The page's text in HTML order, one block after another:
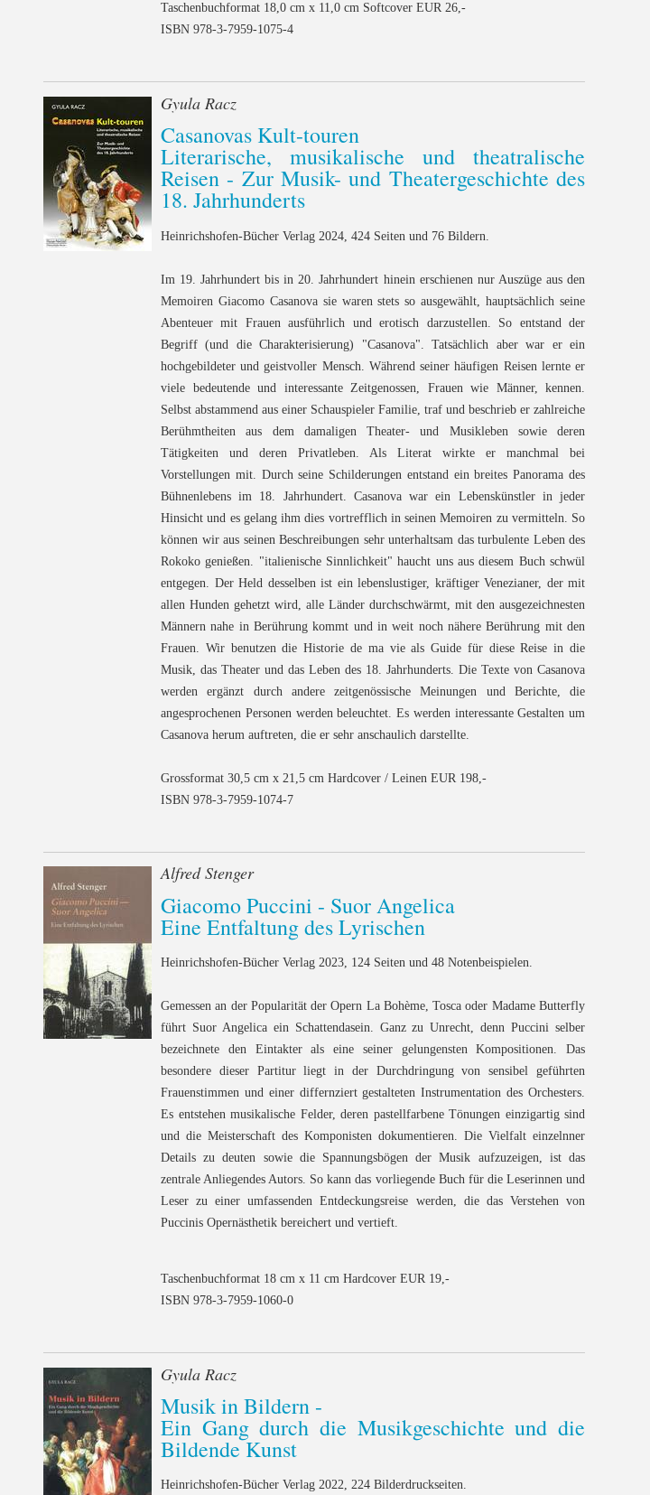
Taschenbuchformat 18,0 cm x 11,0 cm Softcover EUR 26,-
ISBN 978-3-7959-1075-4
Gyula Racz
Casanovas Kult-touren
Literarische, musikalische und theatralische
Reisen - Zur Musik- und Theatergeschichte des
18. Jahrhunderts
Heinrichshofen-Bücher Verlag 2024, 424 Seiten und 76 Bildern.
Im 19. Jahrhundert bis in 20. Jahrhundert hinein erschienen nur Auszüge aus den
Memoiren Giacomo Casanova sie waren stets so ausgewählt, hauptsächlich seine
Abenteuer mit Frauen ausführlich und erotisch darzustellen. So entstand der
Begriff (und die Charakterisierung) "Casanova". Tatsächlich aber war er ein
hochgebildeter und geistvoller Mensch. Während seiner häufigen Reisen lernte er
viele bedeutende und interessante Zeitgenossen, Frauen wie Männer, kennen.
Selbst abstammend aus einer Schauspieler Familie, traf und beschrieb er zahlreiche
Berühmtheiten aus dem damaligen Theater- und Musikleben sowie deren
Tätigkeiten und deren Privatleben. Als Literat wirkte er manchmal bei
Vorstellungen mit. Durch seine Schilderungen entstand ein breites Panorama des
Bühnenlebens im 18. Jahrhundert. Casanova war ein Lebenskünstler in jeder
Hinsicht und es gelang ihm dies vortrefflich in seinen Memoiren zu vermitteln. So
können wir aus seinen Beschreibungen sehr unterhaltsam das turbulente Leben des
Rokoko genießen. "italienische Sinnlichkeit" haucht uns aus diesem Buch schwül
entgegen. Der Held desselben ist ein lebenslustiger, kräftiger Venezianer, der mit
allen Hunden gehetzt wird, alle Länder durchschwärmt, mit den ausgezeichnesten
Männern nahe in Berührung kommt und in weit noch nähere Berührung mit den
Frauen. Wir benutzen die Historie de ma vie als Guide für diese Reise in die
Musik, das Theater und das Leben des 18. Jahrhunderts. Die Texte von Casanova
werden ergänzt durch andere zeitgenössische Meinungen und Berichte, die
angesprochenen Personen werden beleuchtet. Es werden interessante Gestalten um
Casanova herum auftreten, die er sehr anschaulich darstellte.
Grossformat 30,5 cm x 21,5 cm Hardcover / Leinen EUR 198,-
ISBN 978-3-7959-1074-7
Alfred Stenger
Giacomo Puccini - Suor Angelica
Eine Entfaltung des Lyrischen
Heinrichshofen-Bücher Verlag 2023, 124 Seiten und 48 Notenbeispielen.
Gemessen an der Popularität der Opern La Bohème, Tosca oder Madame Butterfly
führt Suor Angelica ein Schattendasein. Ganz zu Unrecht, denn Puccini selber
bezeichnete den Eintakter als eine seiner gelungensten Kompositionen. Das
besondere dieser Partitur liegt in der Durchdringung von sensibel geführten
Frauenstimmen und einer differnziert gestalteten Instrumentation des Orchesters.
Es entstehen musikalische Felder, deren pastellfarbene Tönungen einzigartig sind
und die Meisterschaft des Komponisten dokumentieren. Die Vielfalt einzelnner
Details zu deuten sowie die Spannungsbögen der Musik aufzuzeigen, ist das
zentrale Anliegendes Autors. So kann das vorliegende Buch für die Leserinnen und
Leser zu einer umfassenden Entdeckungsreise werden, die das Verstehen von
Puccinis Opernästhetik bereichert und vertieft.
Taschenbuchformat 18 cm x 11 cm Hardcover EUR 19,-
ISBN 978-3-7959-1060-0
Gyula Racz
Musik in Bildern -
Ein Gang durch die Musikgeschichte und die
Bildende Kunst
Heinrichshofen-Bücher Verlag 2022, 224 Bilderdruckseiten.